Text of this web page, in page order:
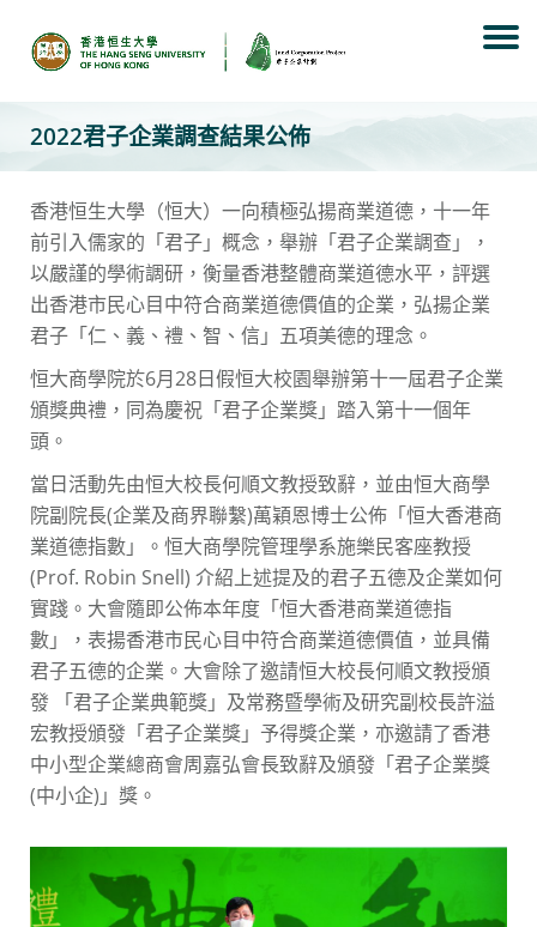
content
2022君子企業調查結果公佈
香港恒生大學（恒大）一向積極弘揚商業道德，十一年
前引入儒家的「君子」概念，舉辦「君子企業調查」，
以嚴謹的學術調研，衡量香港整體商業道德水平，評選
出香港市民心目中符合商業道德價值的企業，弘揚企業
君子「仁、義、禮、智、信」五項美德的理念。
恒大商學院於6月28日假恒大校園舉辦第十一屆君子企業
頒獎典禮，同為慶祝「君子企業獎」踏入第十一個年
頭。
當日活動先由恒大校長何順文教授致辭，並由恒大商學
院副院長(企業及商界聯繫)萬穎恩博士公佈「恒大香港商
業道德指數」。恒大商學院管理學系施樂民客座教授
(Prof. Robin Snell) 介紹上述提及的君子五德及企業如何
實踐。大會隨即公佈本年度「恒大香港商業道德指
數」，表揚香港市民心目中符合商業道德價值，並具備
君子五德的企業。大會除了邀請恒大校長何順文教授頒
發 「君子企業典範獎」及常務暨學術及研究副校長許溢
宏教授頒發「君子企業獎」予得獎企業，亦邀請了香港
中小型企業總商會周嘉弘會長致辭及頒發「君子企業獎
(中小企)」獎。